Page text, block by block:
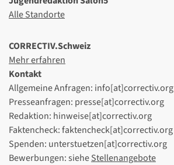
Alle Standorte
CORRECTIV.Schweiz
Mehr erfahren
Kontakt
Allgemeine Anfragen: info[at]correctiv.org
Presseanfragen: presse[at]correctiv.org
Redaktion: hinweise[at]correctiv.org
Faktencheck: faktencheck[at]correctiv.org
Spenden: unterstuetzen[at]correctiv.org
Bewerbungen: sieheStellenangebote